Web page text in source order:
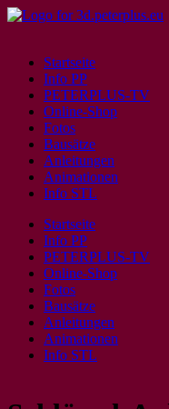
Startseite
Info PP
PETERPLUS-TV
Online-Shop
Fotos
Bausätze
Anleitungen
Animationen
Info STL
Startseite
Info PP
PETERPLUS-TV
Online-Shop
Fotos
Bausätze
Anleitungen
Animationen
Info STL